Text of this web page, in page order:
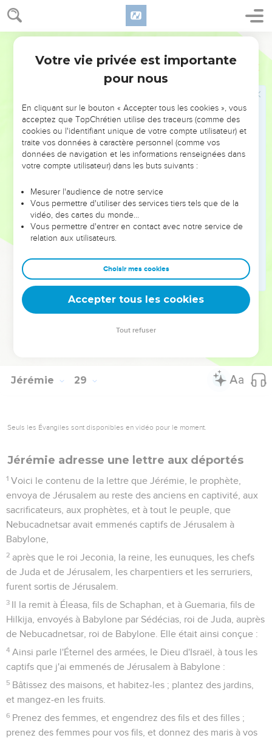
Jérémie 28
11 Et Hanania dit en présence de tout le peuple : Ainsi parle
l'Éternel : C'est ainsi que, dans deux années, je briserai de
dessus le cou de toutes les nations le joug de
Nebucadnetsar, roi de Babylone. Et Jérémie, le prophète,
Après que Hanania, le prophète, eut brisé le joug de
dessus le cou de Jérémie, le prophète, la parole de l'Éternel
fut adressée à Jérémie, en ces mots :
Va, et dis à Hanania : Ainsi parle l'Éternel : Tu as brisé un
joug de bois, et tu auras à sa place un joug de fer.
Car ainsi parle l'Éternel des armées, le Dieu d'Israël : Je
qu'elles soient asservies à Nebucadnetsar, roi de Babylone,
et elles lui seront asservies ; je lui donne aussi les animaux
des champs.
15
Écoute, Hanania ! L'Éternel ne t'a point envoyé, et tu inspires
à ce peuple une fausse confiance.
C'est pourquoi ainsi parle l'Éternel : Voici, je te chasse de
la terre ; tu mourras cette année ; car tes paroles sont une
Jérémie 29
Seuls les Évangiles sont disponibles en vidéo pour le moment.
Jérémie adresse une lettre aux déportés
1 Voici le contenu de la lettre que Jérémie, le prophète,
envoya de Jérusalem au reste des anciens en captivité, aux
sacrificateurs, aux prophètes, et à tout le peuple, que
Nebucadnetsar avait emmenés captifs de Jérusalem à
Babylone,
2 après que le roi Jeconia, la reine, les eunuques, les chefs
de Juda et de Jérusalem, les charpentiers et les serruriers,
furent sortis de Jérusalem.
3 Il la remit à Éleasa, fils de Schaphan, et à Guemaria, fils de
Hilkija, envoyés à Babylone par Sédécias, roi de Juda, auprès
de Nebucadnetsar, roi de Babylone. Elle était ainsi conçue :
4 Ainsi parle l'Éternel des armées, le Dieu d'Israël, à tous les
captifs que j'ai emmenés de Jérusalem à Babylone :
5 Bâtissez des maisons, et habitez-les ; plantez des jardins,
et mangez-en les fruits.
6 Prenez des femmes, et engendrez des fils et des filles ;
prenez des femmes pour vos fils, et donnez des maris à vos
Votre vie privée est importante
pour nous
En cliquant sur le bouton « Accepter tous les cookies », vous
acceptez que TopChrétien utilise des traceurs (comme des
cookies ou l'identifiant unique de votre compte utilisateur) et
traite vos données à caractère personnel (comme vos
données de navigation et les informations renseignées dans
votre compte utilisateur) dans les buts suivants :
Mesurer l'audience de notre service
Vous permettre d'utiliser des services tiers tels que de la
vidéo, des cartes du monde…
Vous permettre d'entrer en contact avec notre service de
relation aux utilisateurs.
Choisir mes cookies
Accepter tous les cookies
Tout refuser